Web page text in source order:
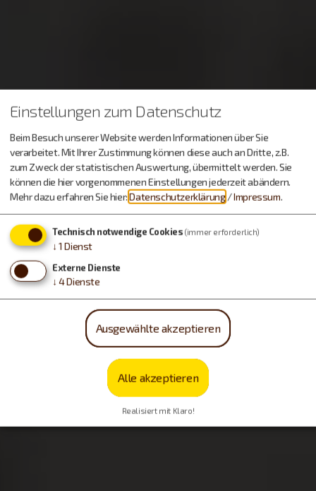
Einstellungen zum Datenschutz
Beim Besuch unserer Website werden Informationen über Sie
verarbeitet. Mit Ihrer Zustimmung können diese auch an Dritte, z.B.
zum Zweck der statistischen Auswertung, übermittelt werden. Sie
können die hier vorgenommenen Einstellungen jederzeit abändern.
Mehr dazu erfahren Sie hier:Datenschutzerklärung /Impressum.
Technisch notwendige Cookies (immer erforderlich)
↓ 1 Dienst
Externe Dienste
↓ 4Dienste
Ausgewählte akzeptieren
Alle akzeptieren
Realisiert mit Klaro!